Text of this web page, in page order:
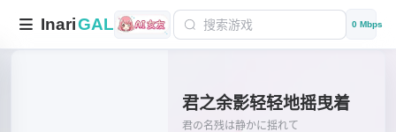
InariGAL 0 Mbps
君之余影轻轻地摇曳着
君の名残は静かに揺れて